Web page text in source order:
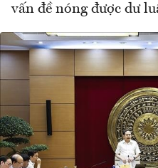
vấn đề nóng được dư